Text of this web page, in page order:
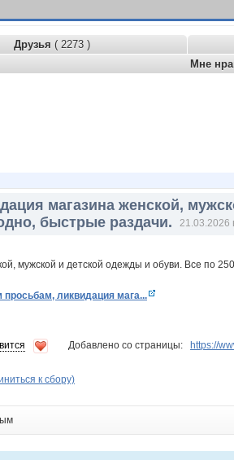
Друзья ( 2273 )
Мне
магазина женской,
быстрые раздачи.
21.03.2026
ликвидация мага...
Добавлено со страницы: https://
к сбору)